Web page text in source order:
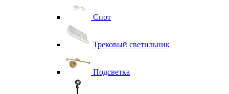
Спот
Трековый светильник
Подсветка